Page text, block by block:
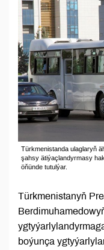
Türkmenistanda ulaglaryň
şahsy ätiýaçlandyrmasy
öňünde tutulýar.
Türkmenistanyň
boýunça